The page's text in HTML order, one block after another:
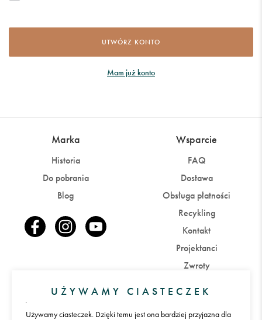
UTWÓRZ KONTO
Mam już konto
Marka
Historia
Do pobrania
Blog
Wsparcie
FAQ
Dostawa
Obsługa płatności
Recykling
Kontakt
Projektanci
Zwroty
UŻYWAMY CIASTECZEK
Używamy ciasteczek. Dzięki temu jest ona bardziej przyjazna dla